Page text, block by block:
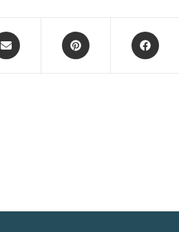
Opens
in
Opens
in
in